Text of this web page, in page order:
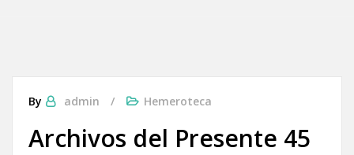
By admin Hemeroteca
Archivos del Presente 45